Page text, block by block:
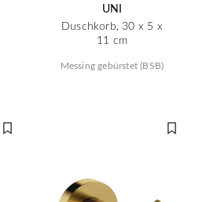
UNI
Duschkorb, 30 x 5 x
11 cm
Messing gebürstet (BSB)